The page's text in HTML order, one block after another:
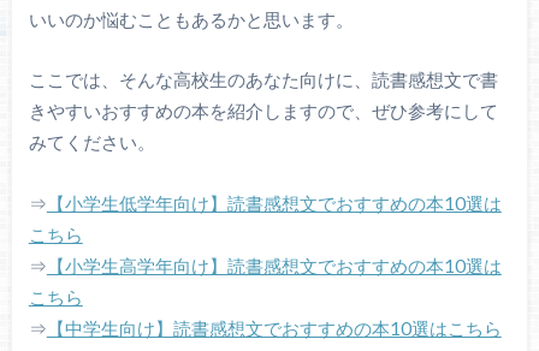
いいのか悩むこともあるかと思います。
ここでは、そんな高校生のあなた向けに、読書感想文で書
きやすいおすすめの本を紹介しますので、ぜひ参考にして
みてください。
⇒ 【小学生低学年向け】読書感想文でおすすめの本10選は
こちら
⇒ 【小学生高学年向け】読書感想文でおすすめの本10選は
こちら
⇒ 【中学生向け】読書感想文でおすすめの本10選はこちら